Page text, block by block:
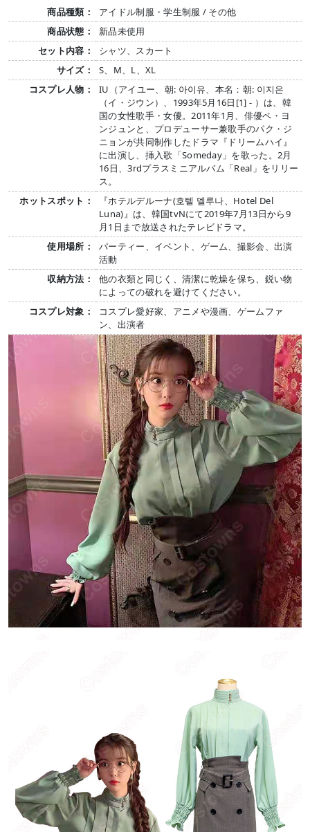
商品種類：
アイドル制服・学生制服 / その他
商品状態：
新品未使用
セット内容：
シャツ、スカート
サイズ：
S、M、L、XL
コスプレ人物：
IU（アイユー、朝: 아이유、本名：朝: 이지은
（イ・ジウン）、1993年5月16日[1] - ）は、韓
国の女性歌手・女優。2011年1月、俳優ペ・ヨ
ンジュンと、プロデューサー兼歌手のパク・ジ
ニョンが共同制作したドラマ『ドリームハイ』
に出演し、挿入歌「Someday」を歌った。2月
16日、3rdプラスミニアルバム「Real」をリリー
ス。
ホットスポット：
『ホテルデルーナ(호텔 델루나、Hotel Del
Luna)』は、韓国tvNにて2019年7月13日から9
月1日まで放送されたテレビドラマ。
使用場所：
パーティー、イベント、ゲーム、撮影会、出演
活動
収納方法：
他の衣類と同じく、清潔に乾燥を保ち、鋭い物
によっての破れを避けてください。
コスプレ対象：
コスプレ愛好家、アニメや漫画、ゲームファ
ン、出演者